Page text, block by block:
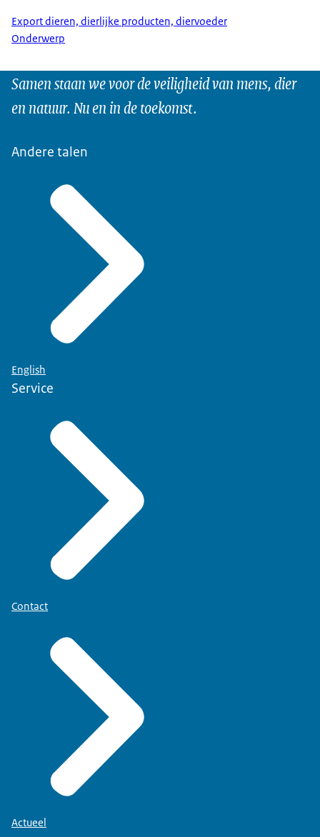
Export dieren, dierlijke producten, diervoeder
Onderwerp
Samen staan we voor de veiligheid van mens, dier
en natuur. Nu en in de toekomst.
Andere talen
English
Service
Contact
Actueel